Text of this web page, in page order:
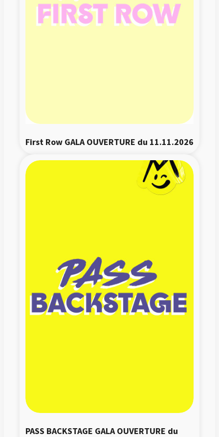
First Row GALA OUVERTURE du 11.11.2026
PASS BACKSTAGE GALA OUVERTURE du